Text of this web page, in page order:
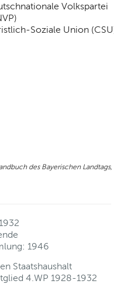
Volkspartei
Soziale Union
des Bayerischen Landtags,
1946
Staatshaushalt
4.WP 1928-1932